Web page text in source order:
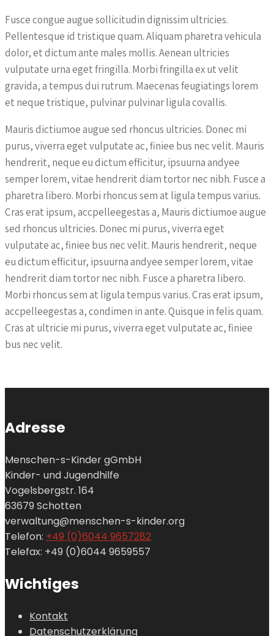
Fusce congue augue sollicitudin dignissim ultricies.
Pellentesque id tristique quam. Aliquam pharetra vehicula
dolor, et dictum ante males mollis. Aenean ultricies
vulputate urna eget fringilla. Morbi fringilla ex ut velit
gravida, a tempus dui rutrum. Maecenas feugiatings lorem
et neque tristique, pulvinar pulvinar ligula covallis.
Mauris dictiumoe augue sed rhoncus ultricies. Donec mi
purus, viverra eget vulputate ac, finiee bus nec velit. Mauris
hendrerit, neque eu dictum efficitur, ipsuurna andyee
semper lorem, vitae hendrerit diam tortor nec nibh. Fusce a
pharetra libero. Morbi rhoncus sem at ligula tempus varius.
Cras erat ipsum, accpelleegestas a, Mauris dictiumoe augue
sed rhoncus ultricies. Donec mi purus, viverra eget
vulputate ac, finiee bus nec velit. Mauris hendrerit, neque
eu dictum efficitur, ipsuurna andyee semper lorem, vitae
hendrerit diam tortor nec nibh. Fusce a pharetra libero.
Morbi rhoncus sem at ligula tempus varius. Cras erat ipsum,
accpelleegestas a, condimen in ante. Quisque in felis quam.
Cras at ultricie mi purus, viverra eget vulputate ac, finiee
bus nec velit.
Adresse
Menschen-s-Kinder gGmbH
Kinder- und Jugendhilfe
Vogelsbergstr. 164
63679 Schotten
verwaltung@menschen-s-kinder.org
Telefon: +49 (0)6044 9657282
Telefax: +49 (0)6044 9659557
Wichtiges
Kontakt
Datenschutzerklärung